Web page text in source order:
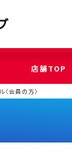
大井町
店舗TOP
〈会員の方〉